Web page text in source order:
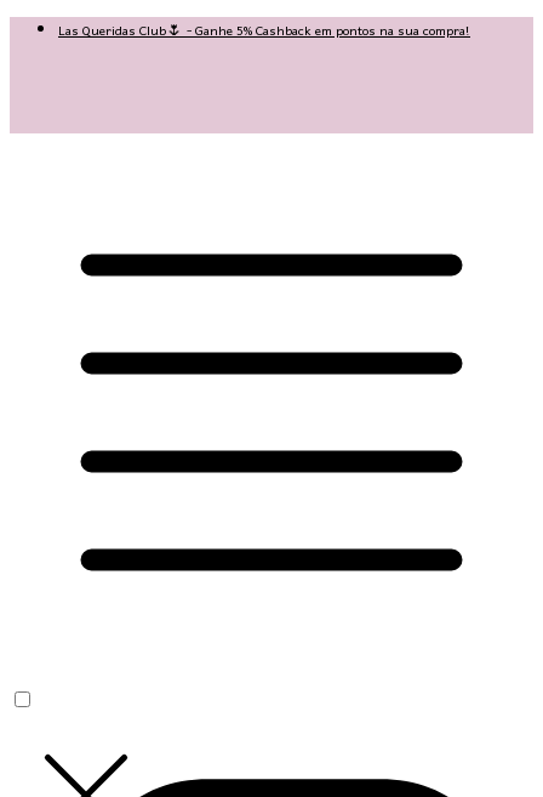
Las Queridas Club🌷 - Ganhe 5% Cashback em pontos na sua compra!